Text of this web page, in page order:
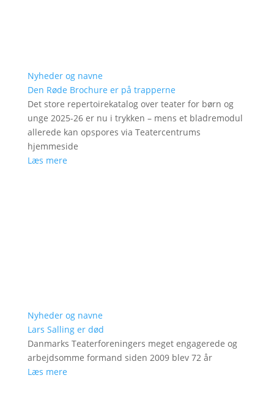
Nyheder og navne
Den Røde Brochure er på trapperne
Det store repertoirekatalog over teater for børn og
unge 2025-26 er nu i trykken – mens et bladremodul
allerede kan opspores via Teatercentrums
hjemmeside
Læs mere
Nyheder og navne
Lars Salling er død
Danmarks Teaterforeningers meget engagerede og
arbejdsomme formand siden 2009 blev 72 år
Læs mere